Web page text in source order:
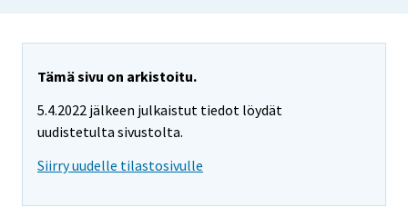
Tämä sivu on arkistoitu.
5.4.2022 jälkeen julkaistut tiedot löydät
uudistetulta sivustolta.
Siirry uudelle tilastosivulle